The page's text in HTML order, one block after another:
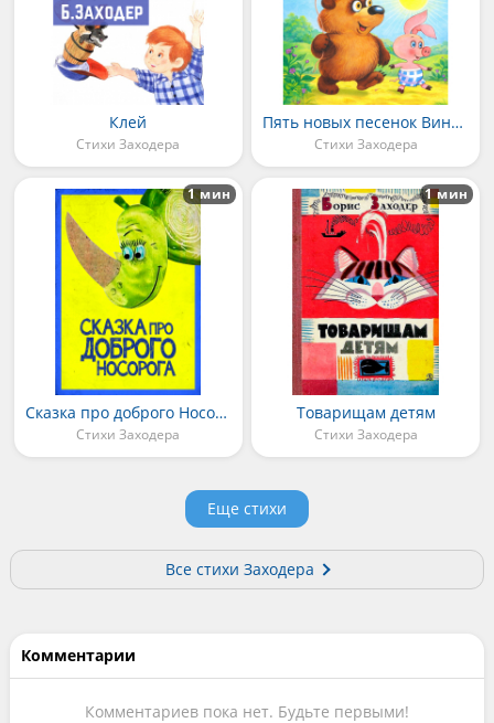
Клей
Стихи Заходера
Пять новых песенок Винни-Пуха
Стихи Заходера
Сказка про доброго Носорога
Стихи Заходера
1 мин
Товарищам детям
Стихи Заходера
1 мин
Еще стихи
Все стихи Заходера
Комментарии
Комментариев пока нет. Будьте первыми!